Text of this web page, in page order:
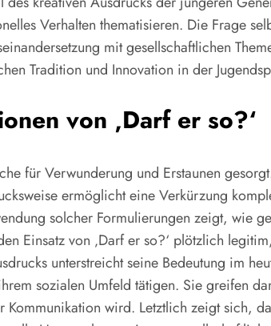
Verhalten thematisieren. Die Frage
mit gesellschaftlichen
Tradition und Innovation in der
von ‚Darf er so?‘
für Verwunderung und Erstaunen
ermöglicht eine Verkürzung
solcher Formulierungen zeigt, wie
Einsatz von ‚Darf er so?‘ plötzlich
unterstreicht seine Bedeutung im
sozialen Umfeld tätigen. Sie greifen
wird. Letztlich zeigt sich,